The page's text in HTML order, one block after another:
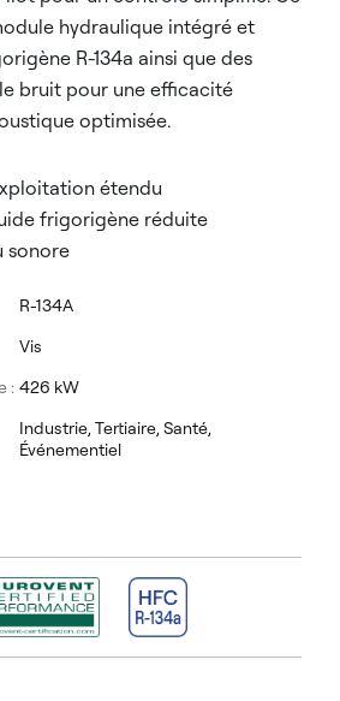
hydraulique intégré et
R-134a ainsi que des
bruit pour une efficacité
optimisée.
étendu
frigorigène réduite
sonore
R-134A
Vis
: 426 kW
Industrie, Tertiaire, Santé,
Événementiel